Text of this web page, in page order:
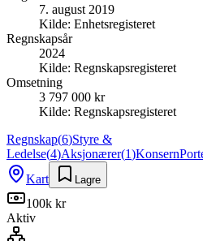
7. august 2019
Kilde: Enhetsregisteret
Regnskapsår
2024
Kilde: Regnskapsregisteret
Omsetning
3 797 000 kr
Kilde: Regnskapsregisteret
Regnskap(6)Styre &
Ledelse(4)Aksjonærer(1)Konsern
Kart
Lagre
100k kr
Aktiv